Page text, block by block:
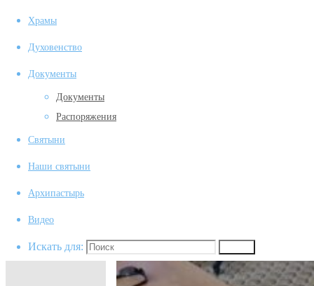
Храмы
Духовенство
Документы
Документы
Распоряжения
Святыни
Наши святыни
Архипастырь
Видео
Искать для: